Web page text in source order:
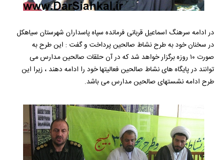
در ادامه سرهنگ اسماعیل قربانی فرمانده سپاه پاسداران شهرستان سیاهکل
در سخنان خود به طرح نشاط صالحین پرداخت و گفت : این طرح به
صورت ۱۰ روزه برگزار خواهد شد که در آن حلقات صالحین مدارس می
توانند در پایگاه های نشاط صالحین فعالیتها خود را ادامه دهند ، زیرا این
طرح ادامه نشستهای صالحین مدارس می باشد.